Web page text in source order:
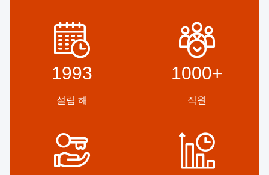
신뢰 표지판, 신용 점검, RoSH
및 공급자 능력 평가 회사는 엄
내부 전문 디자인 팀 및 고급
기계 워크샵.우리는 귀하가 필
1993
설립 해
1000+
직원